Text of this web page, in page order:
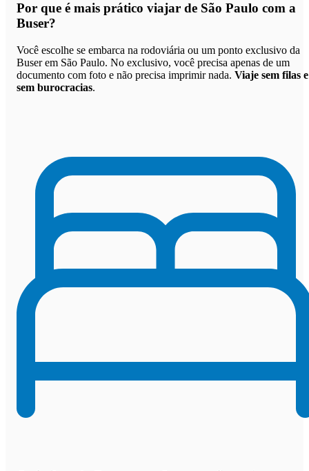
Por que é mais prático viajar de São Paulo com a
Buser?
Você escolhe se embarca na rodoviária ou um ponto exclusivo da
Buser em São Paulo. No exclusivo, você precisa apenas de um
documento com foto e não precisa imprimir nada. Viaje sem filas e
sem burocracias.